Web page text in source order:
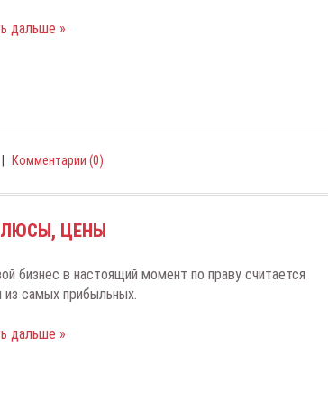
дальше »
Комментарии (0)
ЦЕНЫ
бизнес в настоящий момент по праву считается
из самых прибыльных.
дальше »